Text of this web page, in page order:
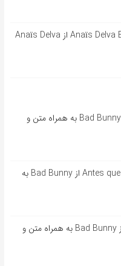
آهنگ فرانسوی Anaïs Delva Et je danse از Anaïs Delva
آهنگ اسپانیایی Andrea از Bad Bunny به همراه متن و
آهنگ اسپانیایی Antes que se acabe از Bad Bunny به
آهنگ اسپانیایی BOKeTE از Bad Bunny به همراه متن و